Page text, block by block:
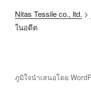
Nitas Tessile co., ltd. >
ในอดีต
ภูมิใจนำเสนอโดย